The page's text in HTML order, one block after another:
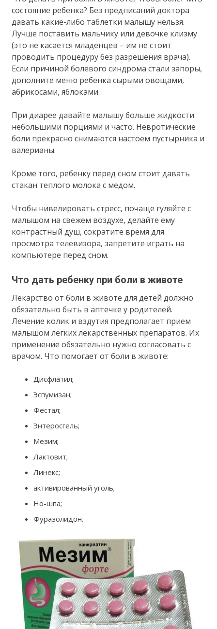
состояние ребенка? Без предписаний доктора
давать какие-либо таблетки малышу нельзя.
Лучше поставить мальчику или девочке клизму
(это не касается младенцев – им не стоит
проводить процедуру без разрешения врача).
Если причиной болевого синдрома стали запоры,
дополните меню ребенка сырыми овощами,
абрикосами, яблоками.
При диарее давайте малышу больше жидкости
небольшими порциями и часто. Невротические
боли прекрасно снимаются настоем пустырника и
валерианы.
Кроме того, ребенку перед сном стоит давать
стакан теплого молока с медом.
Чтобы нивелировать стресс, почаще гуляйте с
малышом на свежем воздухе, делайте ему
контрастный душ, сократите время для
просмотра телевизора, запретите играть на
компьютере перед сном.
Что дать ребенку при боли в животе
Лекарство от боли в животе для детей должно
обязательно быть в аптечке у родителей.
Лечение колик и вздутия предполагает прием
малышом легких лекарственных препаратов. Их
применение обязательно нужно согласовать с
врачом. Что помогает от боли в животе:
Дисфлатил;
Эспумизан;
Фестал;
Энтеросгель;
Мезим;
Лактовит;
Линекс;
активированный уголь;
Но-шпа;
Фуразолидон.